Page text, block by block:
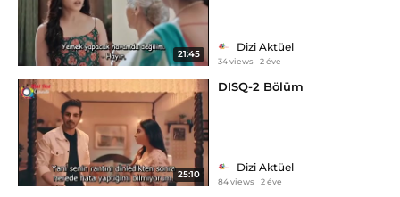
21:45
Dizi Aktüel
34 views 2 éve
25:10
DISQ-2 Bölüm
Dizi Aktüel
84 views 2 éve